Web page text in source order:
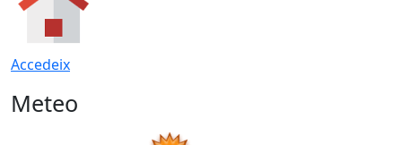
Accedeix
Meteo